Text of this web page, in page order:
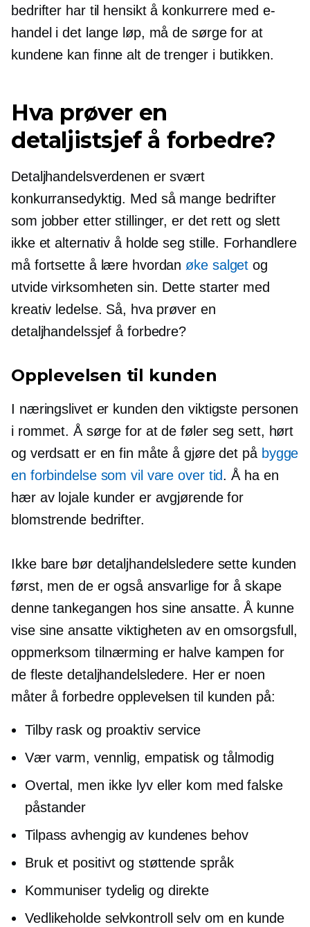
bedrifter har til hensikt å konkurrere med e-
handel i det lange løp, må de sørge for at
kundene kan finne alt de trenger i butikken.
Hva prøver en
detaljistsjef å forbedre?
Detaljhandelsverdenen er svært
konkurransedyktig. Med så mange bedrifter
som jobber etter stillinger, er det rett og slett
ikke et alternativ å holde seg stille. Forhandlere
må fortsette å lære hvordan øke salget og
utvide virksomheten sin. Dette starter med
kreativ ledelse. Så, hva prøver en
detaljhandelssjef å forbedre?
Opplevelsen til kunden
I næringslivet er kunden den viktigste personen
i rommet. Å sørge for at de føler seg sett, hørt
og verdsatt er en fin måte å gjøre det på bygge
en forbindelse som vil vare over tid. Å ha en
hær av lojale kunder er avgjørende for
blomstrende bedrifter.
Ikke bare bør detaljhandelsledere sette kunden
først, men de er også ansvarlige for å skape
denne tankegangen hos sine ansatte. Å kunne
vise sine ansatte viktigheten av en omsorgsfull,
oppmerksom tilnærming er halve kampen for
de fleste detaljhandelsledere. Her er noen
måter å forbedre opplevelsen til kunden på:
Tilby rask og proaktiv service
Vær varm, vennlig, empatisk og tålmodig
Overtal, men ikke lyv eller kom med falske
påstander
Tilpass avhengig av kundenes behov
Bruk et positivt og støttende språk
Kommuniser tydelig og direkte
Vedlikeholde selvkontroll selv om en kunde